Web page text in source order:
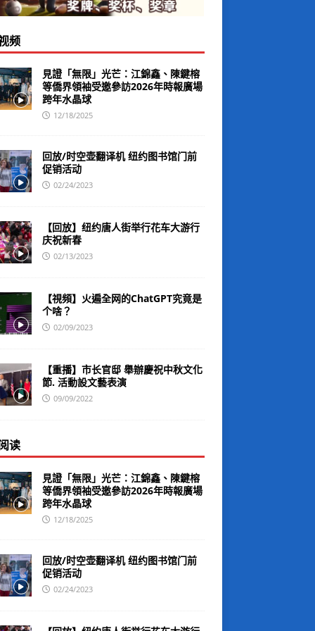
频
見證「無限」光芒：江錦鑫、陳鍵榕
等僑界領袖受邀參訪2026年時報廣場
跨年水晶球
12/18/2025
回放/时空壶翻译机 纽约图书馆门前
促销活动
02/24/2023
【回放】纽约唐人街举行花车大游行
庆祝新春
02/13/2023
【視頻】火遍全网的ChatGPT究竟是
个啥？
02/09/2023
【重播】市长官邸 舉辦慶祝中秋文化
節. 活動設文藝表演
09/09/2022
读
見證「無限」光芒：江錦鑫、陳鍵榕
等僑界領袖受邀參訪2026年時報廣場
跨年水晶球
12/18/2025
回放/时空壶翻译机 纽约图书馆门前
促销活动
02/24/2023